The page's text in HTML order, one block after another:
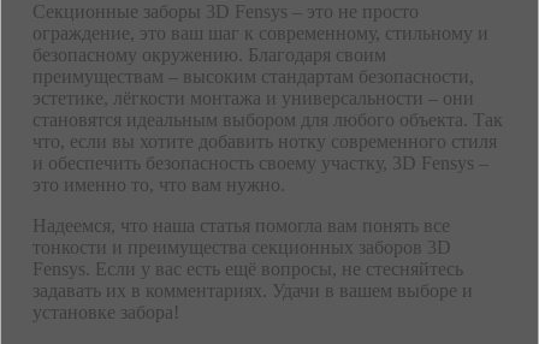
Секционные заборы 3D Fensys – это не просто
ограждение, это ваш шаг к современному, стильному и
безопасному окружению. Благодаря своим
преимуществам – высоким стандартам безопасности,
эстетике, лёгкости монтажа и универсальности – они
становятся идеальным выбором для любого объекта. Так
что, если вы хотите добавить нотку современного стиля
и обеспечить безопасность своему участку, 3D Fensys –
это именно то, что вам нужно.
Надеемся, что наша статья помогла вам понять все
тонкости и преимущества секционных заборов 3D
Fensys. Если у вас есть ещё вопросы, не стесняйтесь
задавать их в комментариях. Удачи в вашем выборе и
установке забора!